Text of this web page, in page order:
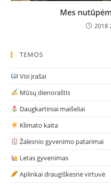
Mes
2018
TEMOS
Visi įrašai
Mūsų dienoraštis
Daugkartiniai maišeliai
Klimato kaita
Žalesnio gyvenimo patarimai
Lėtas gyvenimas
Aplinkai draugiškesnė virtuvė